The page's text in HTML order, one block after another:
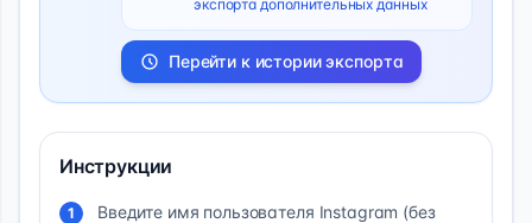
экспорта дополнительных данных
Перейти к истории экспорта
Инструкции
1
Введите имя пользователя Instagram (без